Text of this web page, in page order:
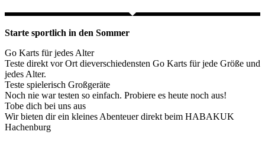
Starte sportlich in den Sommer
Go Karts für jedes Alter
Teste direkt vor Ort dieverschiedensten Go Karts für jede Größe und
jedes Alter.
Teste spielerisch Großgeräte
Noch nie war testen so einfach. Probiere es heute noch aus!
Tobe dich bei uns aus
Wir bieten dir ein kleines Abenteuer direkt beim HABAKUK
Hachenburg